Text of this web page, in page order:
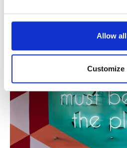
Allow all
Customize
nél